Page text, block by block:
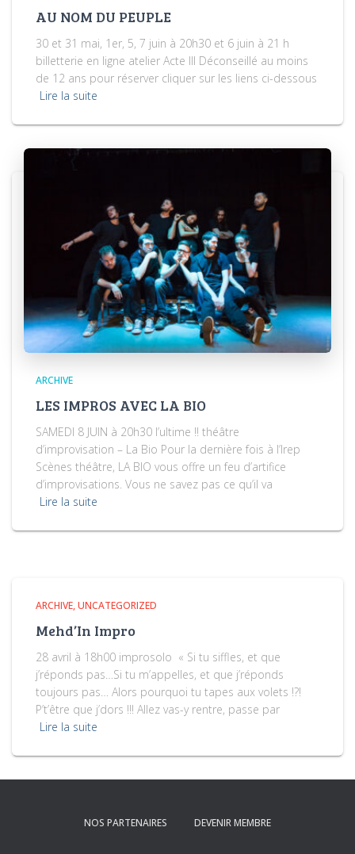
AU NOM DU PEUPLE
30 et 31 mai, 1er, 5, 7 juin à 20h30 et 6 juin à 21 h
billetterie en ligne atelier Acte III Déconseillé au moins
de 12 ans pour réserver cliquer sur les liens ci-dessous
Lire la suite
ARCHIVE
LES IMPROS AVEC LA BIO
SAMEDI 8 JUIN à 20h30 l’ultime !! théâtre
d’improvisation – La Bio Pour la dernière fois à l’Irep
Scènes théâtre, LA BIO vous offre un feu d’artifice
d’improvisations. Vous ne savez pas ce qu’il va
Lire la suite
ARCHIVE UNCATEGORIZED
Mehd’In Impro
28 avril à 18h00 improsolo « Si tu siffles, et que
j’réponds pas…Si tu m’appelles, et que j’réponds
toujours pas… Alors pourquoi tu tapes aux volets !?!
P’t’être que j’dors !!! Allez vas-y rentre, passe par
Lire la suite
NOS PARTENAIRES DEVENIR MEMBRE